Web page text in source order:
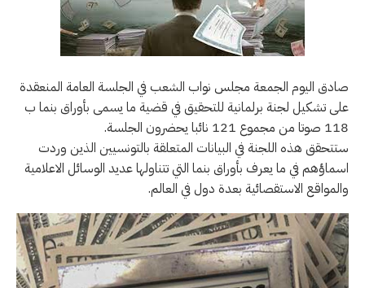
صادق اليوم الجمعة مجلس نواب الشعب في الجلسة العامة المنعقدة
على تشكيل لجنة برلمانية للتحقيق في قضية ما يسمى بأوراق بنما ب
118 صوتا من مجموع 121 نائبا يحضرون الجلسة.
ستتحقق هذه اللجنة في البيانات المتعلقة بالتونسيين الذين وردت
اسماؤهم في ما يعرف بأوراق بنما التي تتناولها عديد الوسائل الاعلامية
والمواقع الاستقصائية بعدة دول في العالم.